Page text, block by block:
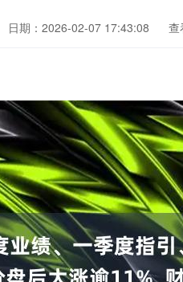
日期：2026-02-07 17:43:08 查